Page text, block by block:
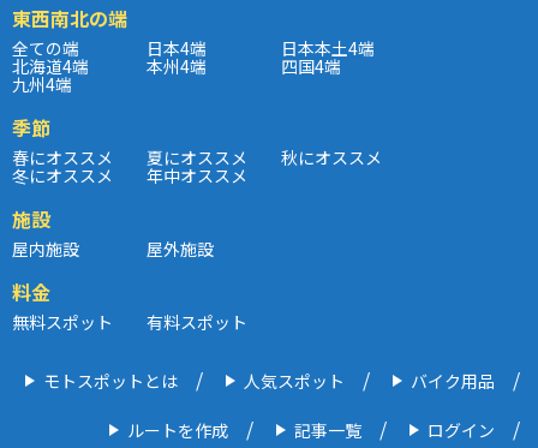
東西南北の端
全ての端 日本4端 日本本土4端
北海道4端 本州4端 四国4端
九州4端
季節
春にオススメ 夏にオススメ 秋にオススメ
冬にオススメ 年中オススメ
施設
屋内施設 屋外施設
料金
無料スポット 有料スポット
モトスポットとは 人気スポット バイク用品
ルートを作成 記事一覧 ログイン